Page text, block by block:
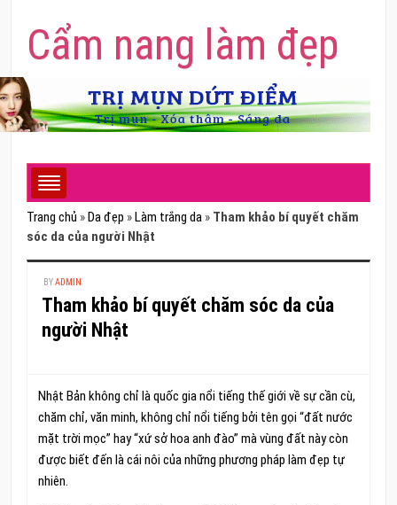
Cẩm nang làm đẹp
Trang chủ » Da đẹp » Làm trắng da » Tham khảo bí quyết chăm
sóc da của người Nhật
BYADMIN
Tham khảo bí quyết chăm sóc da của
người Nhật
Nhật Bản không chỉ là quốc gia nổi tiếng thế giới về sự cần cù,
chăm chỉ, văn minh, không chỉ nổi tiếng bởi tên gọi “đất nước
mặt trời mọc” hay “xứ sở hoa anh đào” mà vùng đất này còn
được biết đến là cái nôi của những phương pháp làm đẹp tự
nhiên.